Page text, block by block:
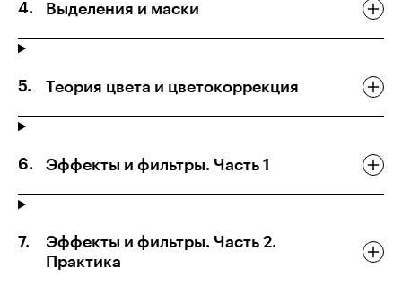
Выделения и маски
Теория цвета и цветокоррекция
Эффекты и фильтры. Часть 1
Эффекты и фильтры. Часть 2.
Практика